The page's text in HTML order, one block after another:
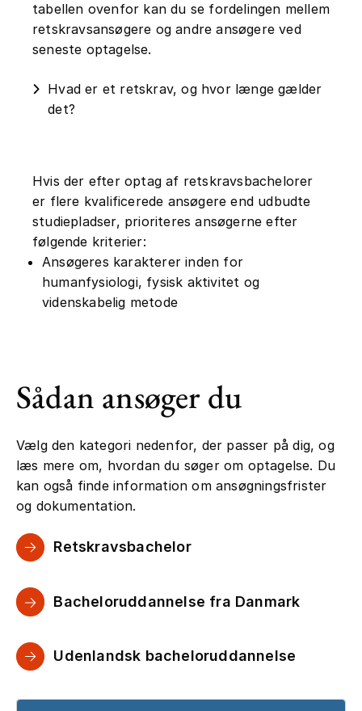
tabellen ovenfor kan du se fordelingen mellem
retskravsansøgere og andre ansøgere ved
seneste optagelse.
Hvad er et retskrav, og hvor længe gælder
det?
Hvis der efter optag af retskravsbachelorer
er flere kvalificerede ansøgere end udbudte
studiepladser, prioriteres ansøgerne efter
følgende kriterier:
Ansøgeres karakterer inden for
humanfysiologi, fysisk aktivitet og
videnskabelig metode
Sådan ansøger du
Vælg den kategori nedenfor, der passer på dig, og
læs mere om, hvordan du søger om optagelse. Du
kan også finde information om ansøgningsfrister
og dokumentation.
Retskravsbachelor
Bacheloruddannelse fra Danmark
Udenlandsk bacheloruddannelse